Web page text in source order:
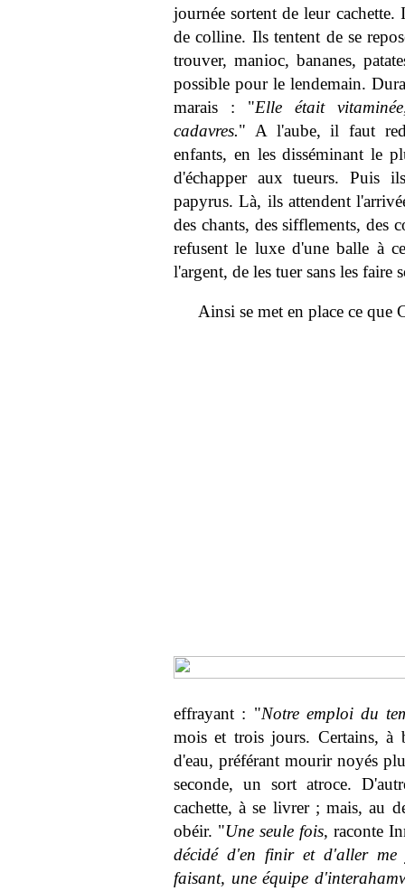
journée sortent de leur
de colline. Ils tentent de se
trouver, manioc, bananes,
possible pour le lendemain.
marais : "Elle était
cadavres." A l'aube, il faut
enfants, en les disséminant le
d'échapper aux tueurs. Puis
papyrus. Là, ils attendent
des chants, des sifflements, des
refusent le luxe d'une balle à
l'argent, de les tuer sans les faire
Ainsi se met en place ce que
effrayant : "Notre emploi du
mois et trois jours. Certains, à
d'eau, préférant mourir noyés
seconde, un sort atroce.
cachette, à se livrer ; mais, au
obéir. "Une seule fois, raconte
décidé d'en finir et d'aller me
faisant, une équipe